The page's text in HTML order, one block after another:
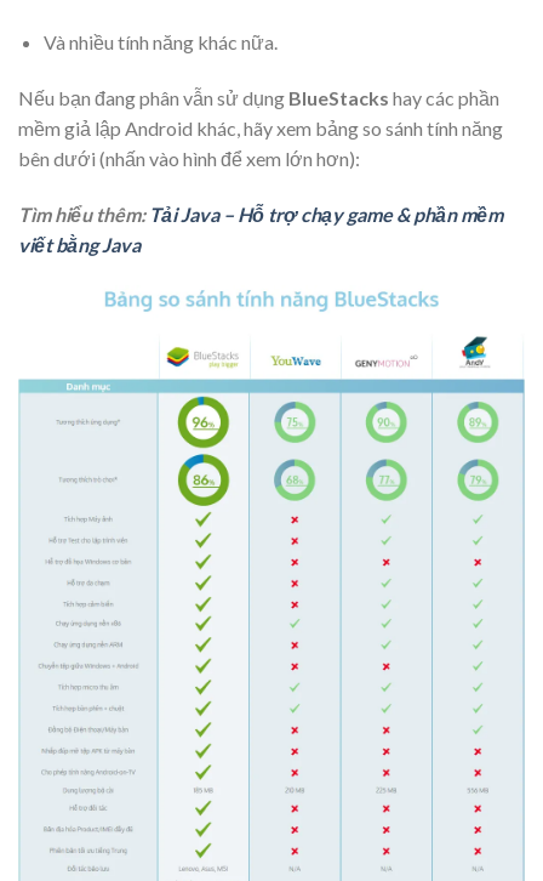
Và nhiều tính năng khác nữa.
Nếu bạn đang phân vẫn sử dụng BlueStacks haycác phần
mềm giả lập Android khác, hãy xem bảng so sánh tính năng
bên dưới (nhấn vào hình để xem lớn hơn):
Tìm hiểu thêm: Tải Java – Hỗ trợ chạy game & phần mềm
viết bằng Java